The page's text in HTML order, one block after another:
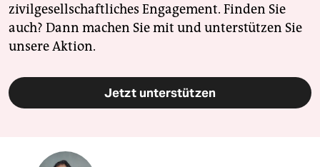
zivilgesellschaftliches Engagement. Finden Sie
auch? Dann machen Sie mit und unterstützen Sie
unsere Aktion.
Jetzt unterstützen